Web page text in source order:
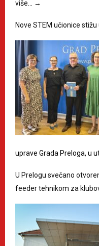
više… →
Nove STEM učionice
uprave Grada Preloga, u
U Prelogu svečano
feeder tehnikom za